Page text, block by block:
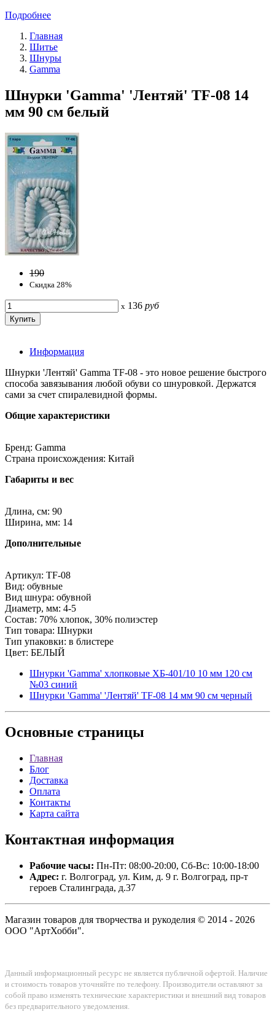
Подробнее
Главная
Шитье
Шнуры
Gamma
Шнурки 'Gamma' 'Лентяй' TF-08 14
мм 90 см белый
190
Скидка 28%
x 136 руб
Информация
Шнурки 'Лентяй' Gamma TF-08 - это новое решение быстрого
способа завязывания любой обуви со шнуровкой. Держатся
сами за счет спиралевидной формы.
Общие характеристики
Бренд: Gamma
Страна происхождения: Китай
Габариты и вес
Длина, см: 90
Ширина, мм: 14
Дополнительные
Артикул: TF-08
Вид: обувные
Вид шнура: обувной
Диаметр, мм: 4-5
Состав: 70% хлопок, 30% полиэстер
Тип товара: Шнурки
Тип упаковки: в блистере
Цвет: БЕЛЫЙ
Шнурки 'Gamma' хлопковые ХБ-401/10 10 мм 120 см
№03 синий
Шнурки 'Gamma' 'Лентяй' TF-08 14 мм 90 см черный
Основные страницы
Главная
Блог
Доставка
Оплата
Контакты
Карта сайта
Контактная информация
Рабочие часы: Пн-Пт: 08:00-20:00, Сб-Вс: 10:00-18:00
Адрес: г. Волгоград, ул. Ким, д. 9 г. Волгоград, пр-т
героев Сталинграда, д.37
Магазин товаров для творчества и рукоделия © 2014 - 2026
ООО "АртХобби".
Данный информационный ресурс не является публичной офертой. Наличие
и стоимость товаров уточняйте по телефону. Производители оставляют за
собой право изменять технические характеристики и внешний вид товаров
без предварительного уведомления.